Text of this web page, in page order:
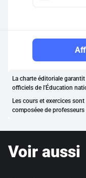
La charte éditoriale
officiels de l'Éducation
Les cours et exercices
composéee de
Voir aussi